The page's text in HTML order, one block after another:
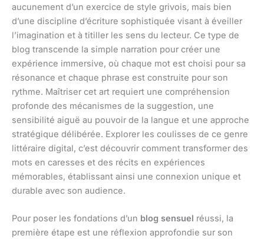
aucunement d’un exercice de style grivois, mais bien
d’une discipline d’écriture sophistiquée visant à éveiller
l’imagination et à titiller les sens du lecteur. Ce type de
blog transcende la simple narration pour créer une
expérience immersive, où chaque mot est choisi pour sa
résonance et chaque phrase est construite pour son
rythme. Maîtriser cet art requiert une compréhension
profonde des mécanismes de la suggestion, une
sensibilité aiguë au pouvoir de la langue et une approche
stratégique délibérée. Explorer les coulisses de ce genre
littéraire digital, c’est découvrir comment transformer des
mots en caresses et des récits en expériences
mémorables, établissant ainsi une connexion unique et
durable avec son audience.
Pour poser les fondations d’un blog sensuel réussi, la
première étape est une réflexion approfondie sur son